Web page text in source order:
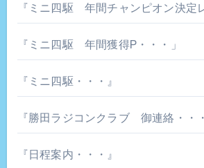
『ミニ四駆 年間チャンピオン決定
『ミニ四駆 年間獲得P・・・」
『ミニ四駆・・・』
『勝田ラジコンクラブ 御連絡・・
『日程案内・・・』